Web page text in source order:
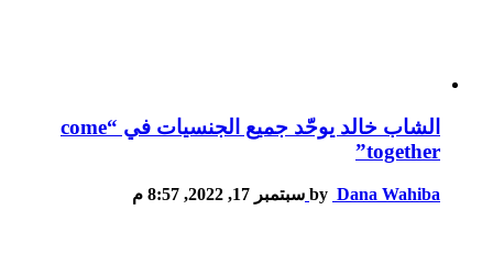
الشاب خالد يوحّد جميع الجنسيات في “come
together”
by Dana Wahiba سبتمبر 17, 2022, 8:57 م